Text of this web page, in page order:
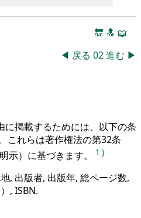
🔚 🔝 📖
◀ 戻る 02進む ▶
に掲載するためには、以下の条
これらは著作権法の第32条
示）に基づきます。
1 )
, 出版者, 出版年, 総ページ数,
, ISBN.